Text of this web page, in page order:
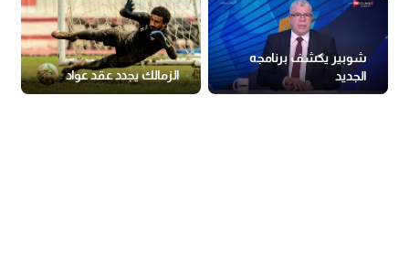
شوبير يكشف برنامجه
الجديد
الزمالك يجدد عقد عواد